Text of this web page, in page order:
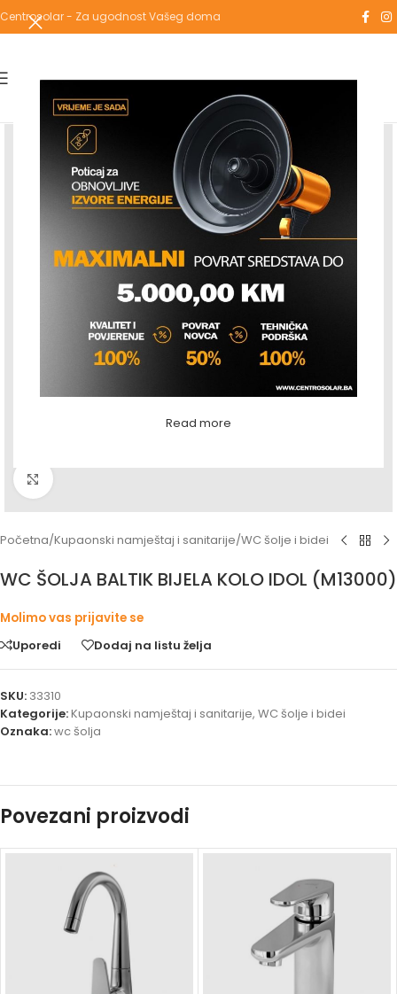
Read more
Centrosolar - Za ugodnost Vašeg doma
Povećaj sliku
Početna/Kupaonski namještaj i sanitarije/WC šolje i bidei
WC ŠOLJA BALTIK BIJELA KOLO IDOL (M13000)
Molimo vas prijavite se
Uporedi
Dodaj na listu želja
SKU: 33310
Kategorije:Kupaonski namještaj i sanitarije, WC šolje i bidei
Oznaka:wc šolja
Povezani proizvodi